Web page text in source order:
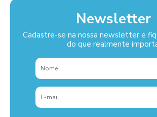
Newsletter
Cadastre-se na nossa newsletter e
do que realmente